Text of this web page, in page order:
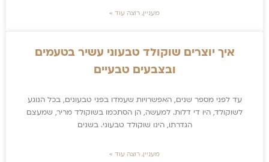
מעניין, רוצה עוד »
איך יוצרים שוקולד טבעוני עשיר בטעמים
ובצבעים טבעיים
עד לפני מספר שנים, האפשרויות שעמדו בפני טבעונים, בכל הנוגע
לשוקולד, היו די דלות. למעשה, הן הסתכמו בשוקולד מריר, שמעצם
הגדרתו, הינו שוקולד טבעוני. בשנים
מעניין, רוצה עוד »